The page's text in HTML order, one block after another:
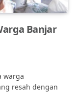
Banjar
warga
resah dengan